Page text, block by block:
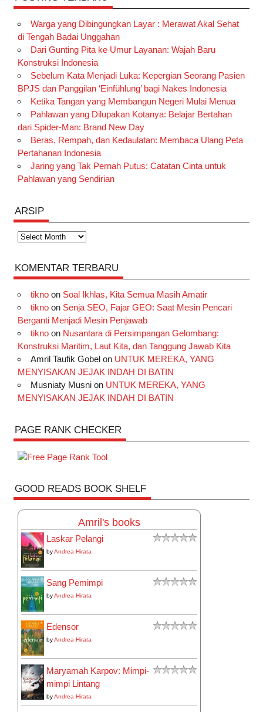
Warga yang Dibingungkan Layar : Merawat Akal Sehat
di Tengah Badai Unggahan
Dari Gunting Pita ke Umur Layanan: Wajah Baru
Konstruksi Indonesia
Sebelum Kata Menjadi Luka: Kepergian Seorang Pasien
BPJS dan Panggilan ‘Einfühlung’ bagi Nakes Indonesia
Ketika Tangan yang Membangun Negeri Mulai Menua
Pahlawan yang Dilupakan Kotanya: Belajar Bertahan
dari Spider-Man: Brand New Day
Beras, Rempah, dan Kedaulatan: Membaca Ulang Peta
Pertahanan Indonesia
Jaring yang Tak Pernah Putus: Catatan Cinta untuk
Pahlawan yang Sendirian
ARSIP
Arsip
KOMENTAR TERBARU
tiknoon Soal Ikhlas, Kita Semua Masih Amatir
tiknoon Senja SEO, Fajar GEO: Saat Mesin Pencari
Berganti Menjadi Mesin Penjawab
tiknoon Nusantara di Persimpangan Gelombang:
Konstruksi Maritim, Laut Kita, dan Tanggung Jawab Kita
Amril Taufik Gobel on UNTUK MEREKA, YANG
MENYISAKAN JEJAK INDAH DI BATIN
Musniaty Musnion UNTUK MEREKA, YANG
MENYISAKAN JEJAK INDAH DI BATIN
PAGE RANK CHECKER
GOOD READS BOOK SHELF
Amril's books
Laskar Pelangi
byAndrea Hirata
Sang Pemimpi
byAndrea Hirata
Edensor
byAndrea Hirata
Maryamah Karpov: Mimpi-
mimpi Lintang
byAndrea Hirata